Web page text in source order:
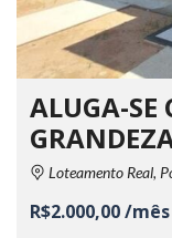
ALUGA-SE
Loteamento Real,
R$2.000,00 /mês